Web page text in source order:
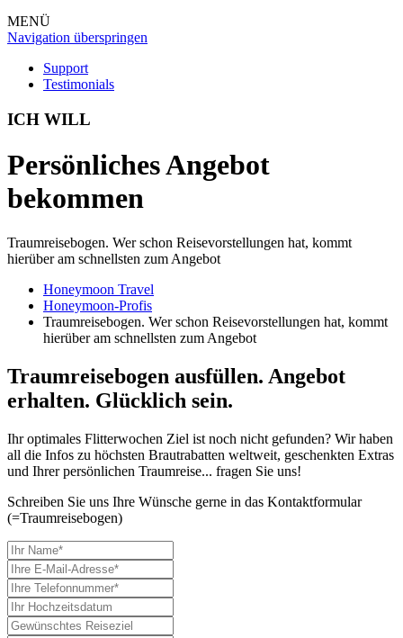
MENÜ
Navigation überspringen
Support
Testimonials
ICH WILL
Persönliches Angebot
bekommen
Traumreisebogen. Wer schon Reisevorstellungen hat, kommt
hierüber am schnellsten zum Angebot
Honeymoon Travel
Honeymoon-Profis
Traumreisebogen. Wer schon Reisevorstellungen hat, kommt
hierüber am schnellsten zum Angebot
Traumreisebogen ausfüllen. Angebot
erhalten. Glücklich sein.
Ihr optimales Flitterwochen Ziel ist noch nicht gefunden? Wir haben
all die Infos zu höchsten Brautrabatten weltweit, geschenkten Extras
und Ihrer persönlichen Traumreise... fragen Sie uns!
Schreiben Sie uns Ihre Wünsche gerne in das Kontaktformular
(=Traumreisebogen)